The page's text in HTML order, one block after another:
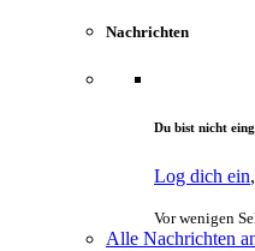
Nachrichten
Du bist nicht
Log dich ein
Vor wenigen
Alle Nachrichten